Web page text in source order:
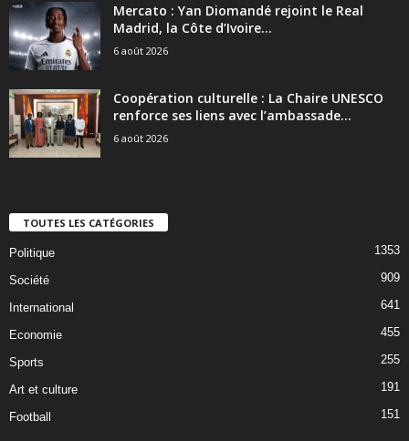
Mercato : Yan Diomandé rejoint le Real
Madrid, la Côte d’Ivoire...
6 août 2026
Coopération culturelle : La Chaire UNESCO
renforce ses liens avec l’ambassade...
6 août 2026
TOUTES LES CATÉGORIES
Politique 1353
Société 909
International 641
Economie 455
Sports 255
Art et culture 191
Football 151